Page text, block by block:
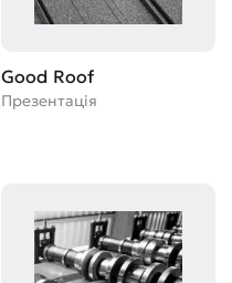
Good Roof
Презентація